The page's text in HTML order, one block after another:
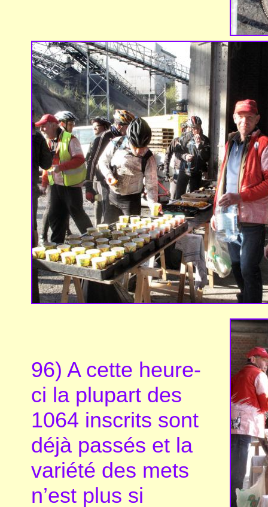
96) A cette heure-
ci la plupart des
1064 inscrits sont
déjà passés et la
variété des mets
n’est plus si